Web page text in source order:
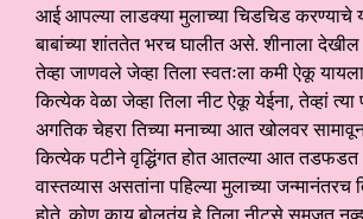
आई आपल्या लाडक्या मुलाच्या चिडचिड करण्याचे
बाबांच्या शांततेत भरच घालीत असे. शीनाला
तेव्हा जाणवले जेव्हा तिला स्वतःला कमी ऐकू
कित्येक वेळा जेव्हा तिला नीट ऐकू येईना, तेव्हां त्या
अगतिक चेहरा तिच्या मनाच्या आत खोलवर
कित्येक पटीने वृद्धिंगत होत आतल्या आत
वास्तव्यास असतांना पहिल्या मुलाच्या